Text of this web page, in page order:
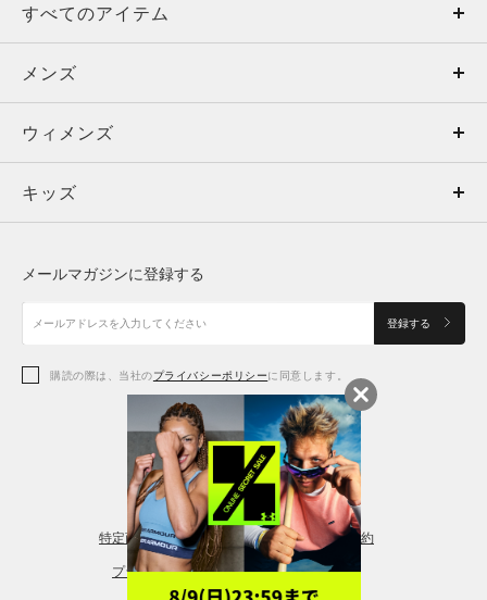
すべてのアイテム
メンズ
ウィメンズ
キッズ
アクセサリー
メンズ
トップス
ボトムス
アクセサリー
ウィメンズ
トップス
シューズ
アクセサリー
レギンス＆タイツ
キッズ
シューズ
メールマガジンに登録する
登録する
購読の際は、当社のプライバシーポリシーに同意します。
特定商取引法に基づく通販の表記 会員規約
プライバシーポリシー